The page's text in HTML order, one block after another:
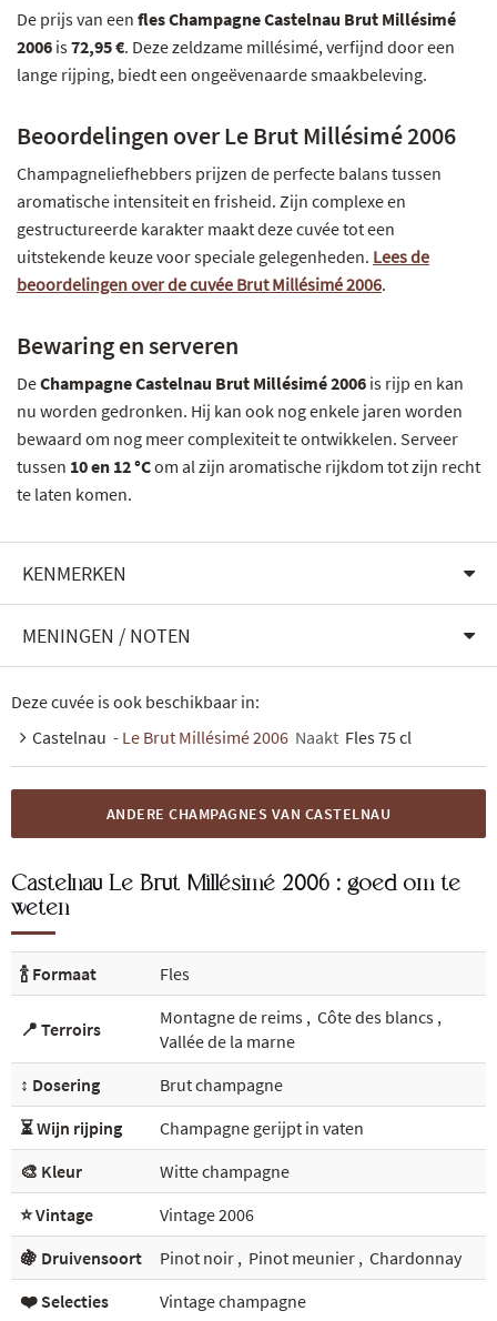
De prijs van een fles Champagne Castelnau Brut Millésimé
2006 is72,95 €. Deze zeldzame millésimé, verfijnd door een
lange rijping, biedt een ongeëvenaarde smaakbeleving.
Beoordelingen over Le Brut Millésimé 2006
Champagneliefhebbers prijzen de perfecte balans tussen
aromatische intensiteit en frisheid. Zijn complexe en
gestructureerde karakter maakt deze cuvée tot een
uitstekende keuze voor speciale gelegenheden. Lees de
beoordelingen over de cuvée Brut Millésimé 2006.
Bewaring en serveren
DeChampagne Castelnau Brut Millésimé 2006 is rijp en kan
nu worden gedronken. Hij kan ook nog enkele jaren worden
bewaard om nog meer complexiteit te ontwikkelen. Serveer
tussen 10 en 12 °Com al zijn aromatische rijkdom tot zijn recht
te laten komen.
KENMERKEN
MENINGEN / NOTEN
Deze cuvée is ook beschikbaar in:
Castelnau - Le Brut Millésimé 2006 Naakt Fles 75 cl
ANDERE CHAMPAGNES VAN CASTELNAU
Castelnau Le Brut Millésimé 2006 : goed om te
weten
🍾 Formaat Fles
📍 Terroirs
Montagne de reims , Côte des blancs ,
Vallée de la marne
↕️ Dosering
Brut champagne
⏳ Wijn rijping
Champagne gerijpt in vaten
🎨 Kleur
Witte champagne
⭐ Vintage
Vintage 2006
🍇 Druivensoort
Pinot noir , Pinot meunier , Chardonnay
❤️ Selecties
Vintage champagne